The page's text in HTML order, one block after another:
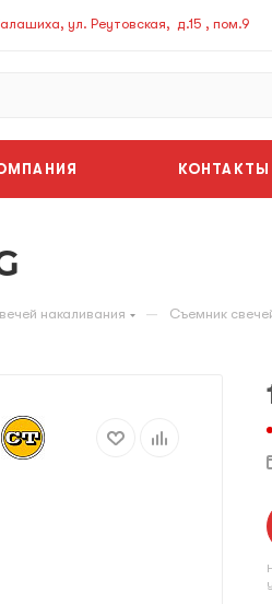
ул. Реутовская, д.15 , пом.9
КОНТАКТЫ
накаливания — Съемник